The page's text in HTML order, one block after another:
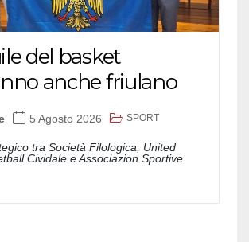
del basket
anche friulano
5 Agosto 2026 SPORT
tra Società Filologica, United
Cividale e Associazion Sportive